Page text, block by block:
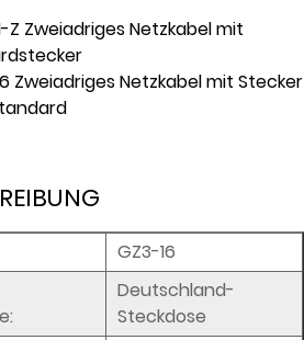
Z Zweiadriges Netzkabel mit
Zweiadriges Netzkabel mit Stecker
GZ3-16
Deutschland-
Steckdose